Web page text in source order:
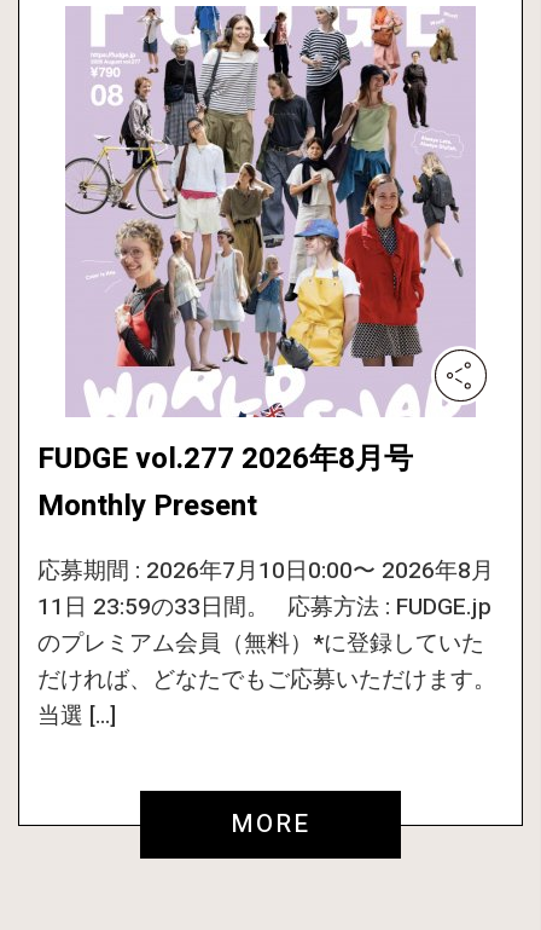
FUDGE vol.277 2026年8月号
Monthly Present
応募期間 : 2026年7月10日0:00〜 2026年8月
11日 23:59の33日間。 応募方法 : FUDGE.jp
のプレミアム会員（無料）*に登録していた
だければ、どなたでもご応募いただけます。
当選 […]
MORE